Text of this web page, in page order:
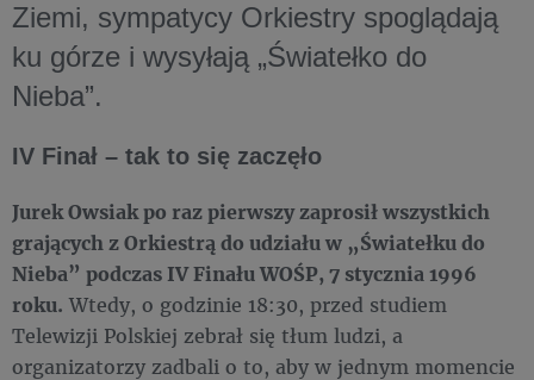
Ziemi, sympatycy Orkiestry spoglądają
ku górze i wysyłają „Światełko do
Nieba”.
IV Finał – tak to się zaczęło
Jurek Owsiak po raz pierwszy zaprosił wszystkich
grających z Orkiestrą do udziału w „Światełku do
Nieba” podczas IV Finału WOŚP, 7 stycznia 1996
roku. Wtedy, o godzinie 18:30, przed studiem
Telewizji Polskiej zebrał się tłum ludzi, a
organizatorzy zadbali o to, aby w jednym momencie